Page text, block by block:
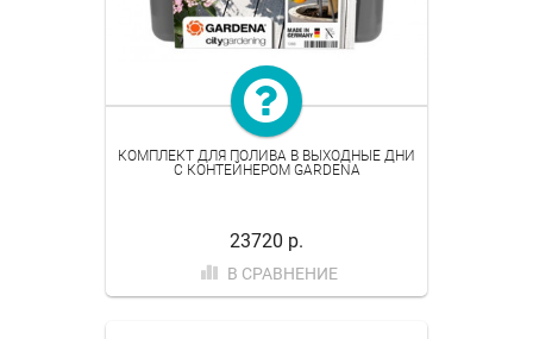
КОМПЛЕКТ ДЛЯ ПОЛИВА В ВЫХОДНЫЕ ДНИ
С КОНТЕЙНЕРОМ GARDENA
23720 р.
В СРАВНЕНИЕ